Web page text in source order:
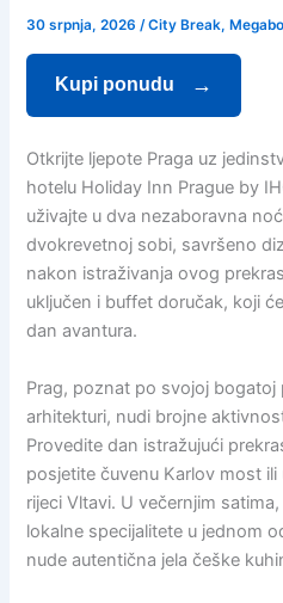
30 srpnja, 2026/City Break,
Kupi ponudu
Otkrijte ljepote Praga uz
hotelu Holiday Inn Prague by
uživajte u dva nezaboravna
dvokrevetnoj sobi, savršeno
nakon istraživanja ovog
uključen i buffet doručak, koji
dan avantura.
Prag, poznat po svojoj bogatoj
arhitekturi, nudi brojne
Provedite dan istražujući
posjetite čuvenu Karlov most
rijeci Vltavi. U večernjim
lokalne specijalitete u jednom
nude autentična jela češke